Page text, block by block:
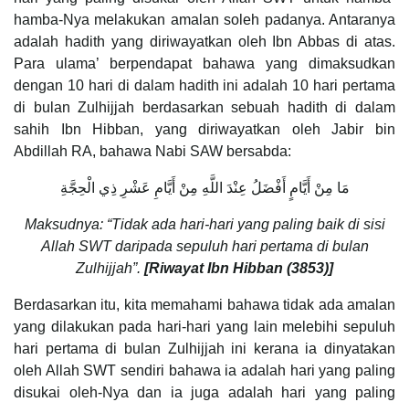
hamba-Nya melakukan amalan soleh padanya. Antaranya
adalah hadith yang diriwayatkan oleh Ibn Abbas di atas.
Para ulama’ berpendapat bahawa yang dimaksudkan
dengan 10 hari di dalam hadith ini adalah 10 hari pertama
di bulan Zulhijjah berdasarkan sebuah hadith di dalam
sahih Ibn Hibban, yang diriwayatkan oleh Jabir bin
Abdillah RA, bahawa Nabi SAW bersabda:
مَا مِنْ أَيَّامٍ أَفْضَلُ عِنْدَ اللَّهِ مِنْ أَيَّامِ عَشْرِ ذِي الْحِجَّةِ
Maksudnya: “Tidak ada hari-hari yang paling baik di sisi
Allah SWT daripada sepuluh hari pertama di bulan
Zulhijjah”. [Riwayat Ibn Hibban (3853)]
Berdasarkan itu, kita memahami bahawa tidak ada amalan
yang dilakukan pada hari-hari yang lain melebihi sepuluh
hari pertama di bulan Zulhijjah ini kerana ia dinyatakan
oleh Allah SWT sendiri bahawa ia adalah hari yang paling
disukai oleh-Nya dan ia juga adalah hari yang paling